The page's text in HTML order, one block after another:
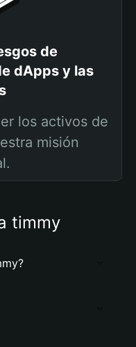
de
dApps y las
los activos de
misión
timmy